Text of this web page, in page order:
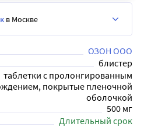
ОЗОН ООО
блистер
таблетки с пролонгированным
покрытые пленочной
оболочкой
500 мг
Длительный срок
в Москве